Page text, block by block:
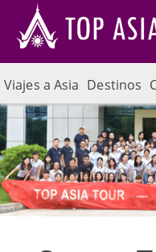
Viajes a Asia Destinos